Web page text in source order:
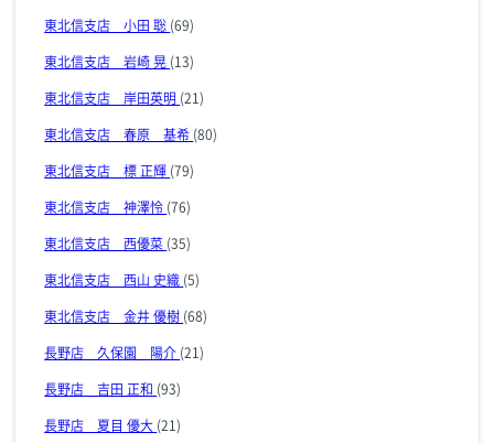
東北信支店 小田 聡 (69)
東北信支店 岩崎 晃 (13)
東北信支店 岸田英明 (21)
東北信支店 春原 基希 (80)
東北信支店 標 正輝 (79)
東北信支店 神澤怜 (76)
東北信支店 西優菜 (35)
東北信支店 西山 史織 (5)
東北信支店 金井 優樹 (68)
長野店 久保園 陽介 (21)
長野店 吉田 正和 (93)
長野店 夏目 優大 (21)